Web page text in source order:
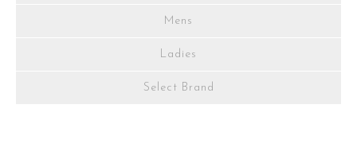
Mens
Ladies
Select Brand